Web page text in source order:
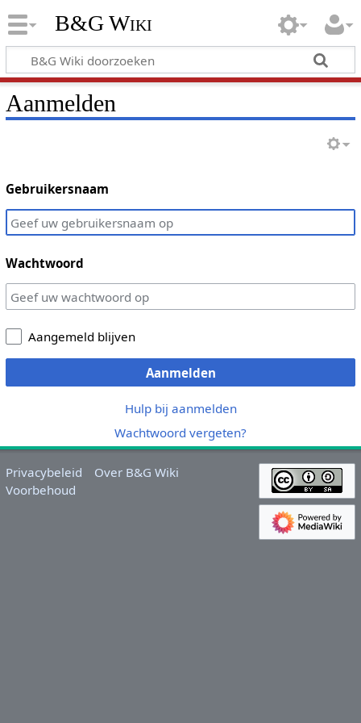
B&G Wiki
Aanmelden
Gebruikersnaam
Wachtwoord
Aangemeld blijven
Aanmelden
Hulp bij aanmelden
Wachtwoord vergeten?
Privacybeleid
Over B&G Wiki
Voorbehoud